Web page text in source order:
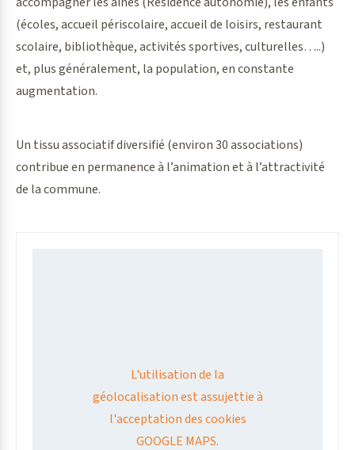
(écoles, accueil périscolaire, accueil de loisirs, restaurant
scolaire, bibliothèque, activités sportives, culturelles…..)
et, plus généralement, la population, en constante
augmentation.
Un tissu associatif diversifié (environ 30 associations)
contribue en permanence à l’animation et à l’attractivité
de la commune.
L'utilisation de la
géolocalisation est assujettie à
l'acceptation des cookies
GOOGLE MAPS.